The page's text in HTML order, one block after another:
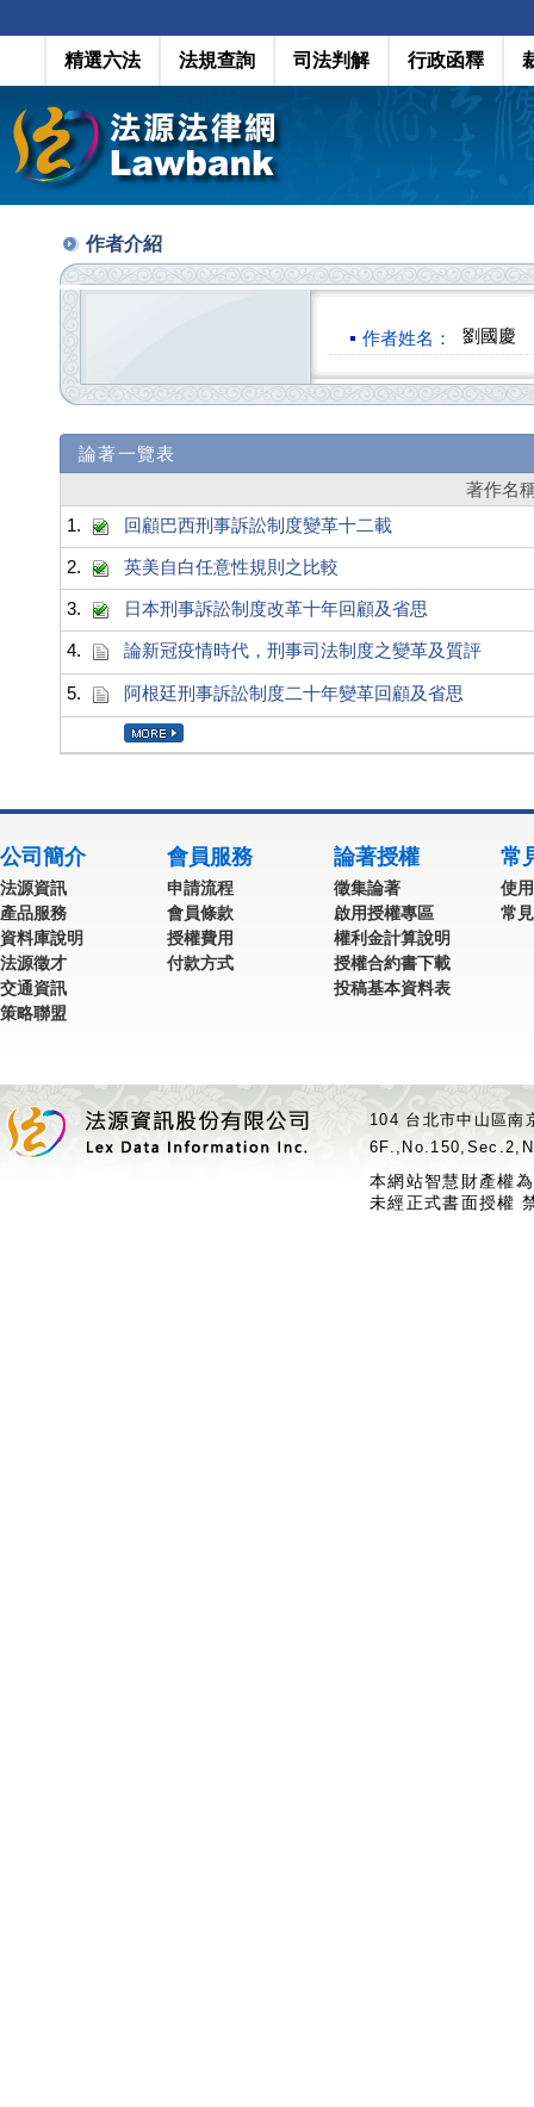
精選六法 法規查詢 司法判解 行政函釋
作者介紹
作者姓名： 劉國慶
論著一覽表
著作名
1.
回顧巴西刑事訴訟制度變革十二載
2. 英美自白任意性規則之比較
3. 日本刑事訴訟制度改革十年回顧及省思
4. 論新冠疫情時代，刑事司法制度之變革及質評
5. 阿根廷刑事訴訟制度二十年變革回顧及省思
公司簡介
法源資訊
產品服務
資料庫說明
法源徵才
交通資訊
策略聯盟
會員服務
申請流程
會員條款
授權費用
付款方式
論著授權
徵集論著
啟用授權專區
權利金計算說明
授權合約書下載
投稿基本資料表
常
使
常
104 台北市中山區
本網站智慧財產權
未經正式書面授權